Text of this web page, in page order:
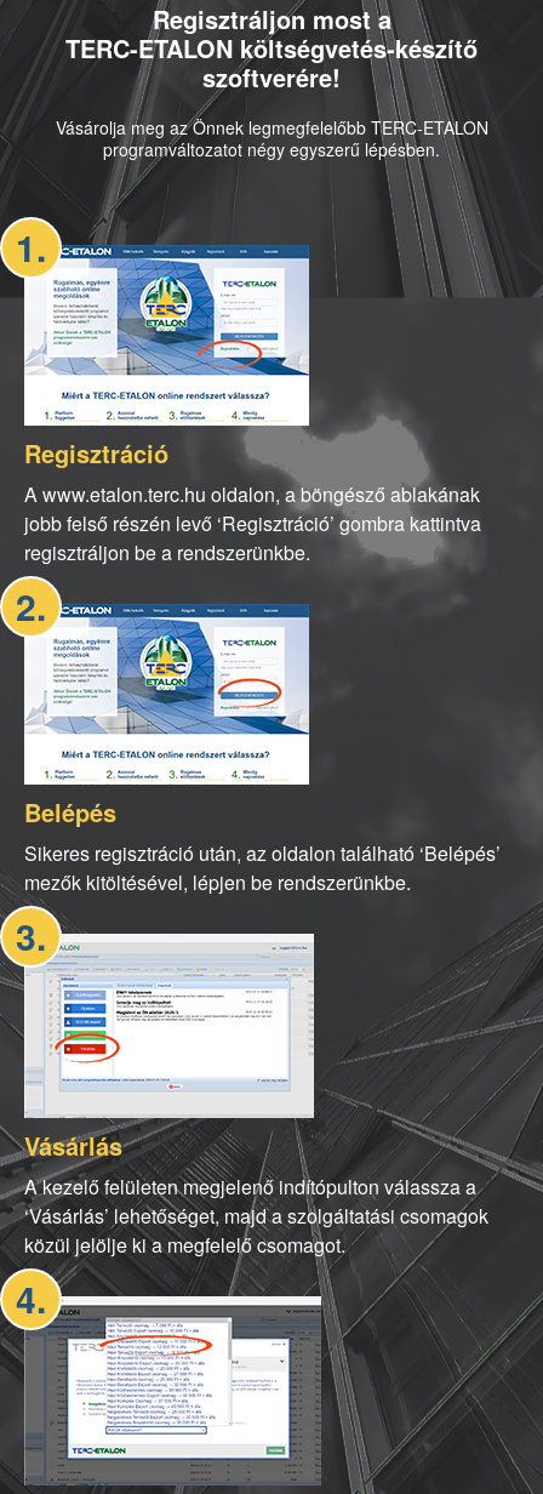
Regisztráljon most a
TERC-ETALON költségvetés-készítő
szoftverére!
Vásárolja meg az Önnek legmegfelelőbb TERC-ETALON
programváltozatot négy egyszerű lépésben.
1.
Regisztráció
A www.etalon.terc.hu oldalon, a böngésző ablakának
jobb felső részén levő ‘Regisztráció’ gombra kattintva
regisztráljon be a rendszerünkbe.
2.
Belépés
Sikeres regisztráció után, az oldalon található ‘Belépés’
mezők kitöltésével, lépjen be rendszerünkbe.
3.
Vásárlás
A kezelő felületen megjelenő indítópulton válassza a
‘Vásárlás’ lehetőséget, majd a szolgáltatási csomagok
közül jelölje ki a megfelelő csomagot.
4.